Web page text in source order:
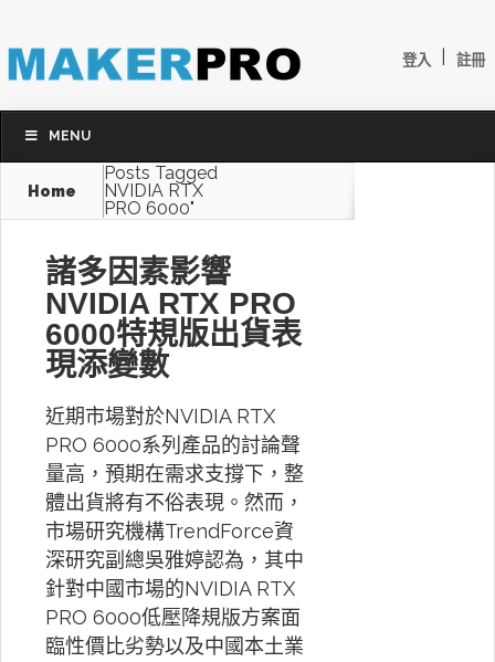
登入 註冊
MENU
Home
Posts Tagged
NVIDIA RTX
PRO 6000"
諸多因素影響
NVIDIA RTX PRO
6000特規版出貨表
現添變數
近期市場對於NVIDIA RTX
PRO 6000系列產品的討論聲
量高，預期在需求支撐下，整
體出貨將有不俗表現。然而，
市場研究機構TrendForce資
深研究副總吳雅婷認為，其中
針對中國市場的NVIDIA RTX
PRO 6000低壓降規版方案面
臨性價比劣勢以及中國本土業